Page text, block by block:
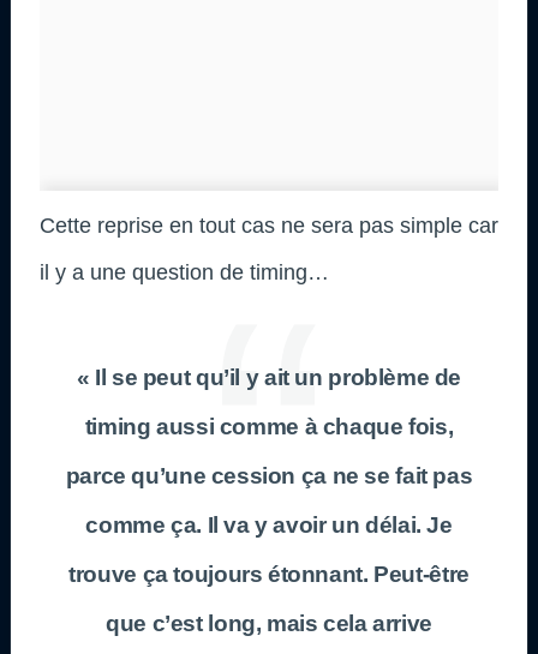
Cette reprise en tout cas ne sera pas simple car
il y a une question de timing…
« Il se peut qu’il y ait un problème de
timing aussi comme à chaque fois,
parce qu’une cession ça ne se fait pas
comme ça. Il va y avoir un délai. Je
trouve ça toujours étonnant. Peut-être
que c’est long, mais cela arrive